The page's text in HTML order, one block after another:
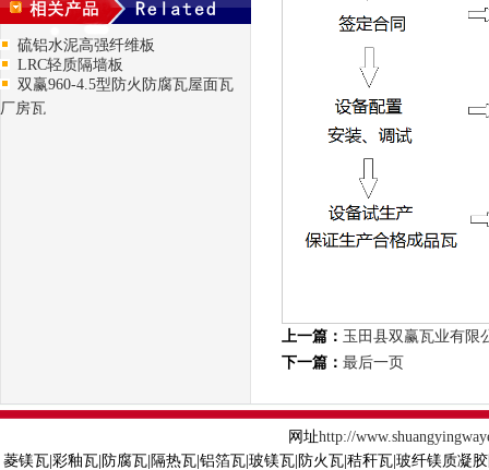
硫铝水泥高强纤维板
LRC轻质隔墙板
双赢960-4.5型防火防腐瓦屋面瓦
厂房瓦
上一篇： 玉田县双赢瓦业有限
下一篇： 最后一页
网址http://
菱镁瓦|彩釉瓦|防腐瓦|隔热瓦|铝箔瓦|玻镁瓦|防火瓦|秸秆瓦|玻纤镁质凝